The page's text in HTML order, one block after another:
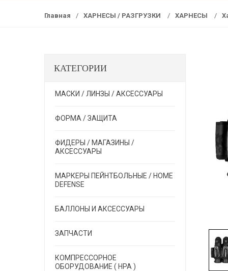
Главная / ХАРНЕСЫ / РАЗГРУЗКИ / ХАРНЕСЫ /
КАТЕГОРИИ
МАСКИ / ЛИНЗЫ / АКСЕССУАРЫ
ФОРМА / ЗАЩИТА
ФИДЕРЫ / МАГАЗИНЫ /
АКСЕССУАРЫ
МАРКЕРЫ ПЕЙНТБОЛЬНЫЕ / HOME
DEFENSE
БАЛЛОНЫ И АКСЕССУАРЫ
ЗАПЧАСТИ
КОМПРЕССОРНОЕ
ОБОРУДОВАНИЕ ( HPA )